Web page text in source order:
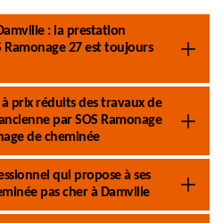
: la prestation
Ramonage 27 est toujours
à prix réduits des travaux de
par SOS Ramonage
de cheminée
qui propose à ses
pas cher à Damville